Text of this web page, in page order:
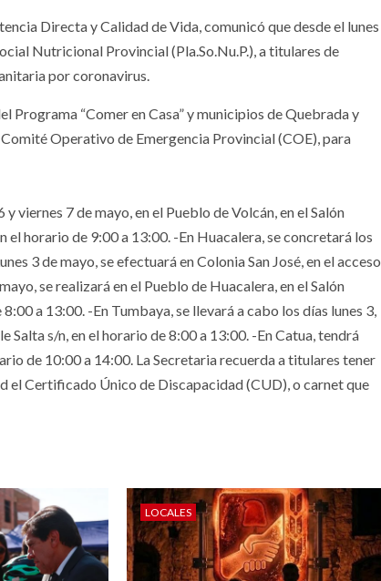
Directa y Calidad de Vida, comunicó que desde el lunes
Nutricional Provincial (Pla.So.Nu.P.), a titulares de
por coronavirus.
“Comer en Casa” y municipios de Quebrada y
Operativo de Emergencia Provincial (COE), para
viernes 7 de mayo, en el Pueblo de Volcán, en el Salón
horario de 9:00 a 13:00. -En Huacalera, se concretará los
3 de mayo, se efectuará en Colonia San José, en el acceso
se realizará en el Pueblo de Huacalera, en el Salón
a 13:00. -En Tumbaya, se llevará a cabo los días lunes 3,
Salta s/n, en el horario de 8:00 a 13:00. -En Catua, tendrá
de 10:00 a 14:00. La Secretaria recuerda a titulares tener
el Certificado Único de Discapacidad (CUD), o carnet que
LOCALES